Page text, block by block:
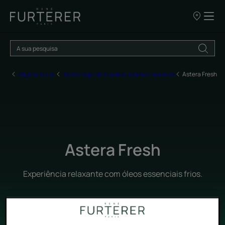
OS
DE
VENDA
Página inicial Todos os produtos de cuidados capilares Astera Fresh
Astera Fresh
Experiência relaxante com óleos essenciais frios.